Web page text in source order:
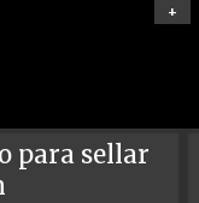
+
para sellar